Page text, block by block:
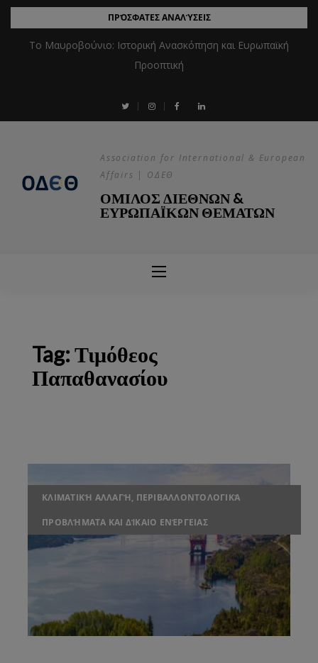
ΠΡΌΣΦΑΤΕΣ ΑΝΑΛΎΣΕΙΣ
Το Μαυροβούνιο: Ιστορική Ανασκόπηση και Ευρωπαϊκή
Προοπτική
Association for International & European
Affairs | ΟΔΕΘ
ΟΜΙΛΟΣ ΔΙΕΘΝΩΝ &
ΕΥΡΩΠΑΪΚΩΝ ΘΕΜΑΤΩΝ
Tag:Τιμόθεος
Παπαθανασίου
ΚΛΙΜΑΤΙΚΉ ΑΛΛΑΓΉ, ΠΕΡΙΒΑΛΛΟΝΤΟΛΟΓΙΚΆ
ΠΡΟΒΛΉΜΑΤΑ ΚΑΙ ΔΊΚΑΙΟ ΕΝΈΡΓΕΙΑΣ